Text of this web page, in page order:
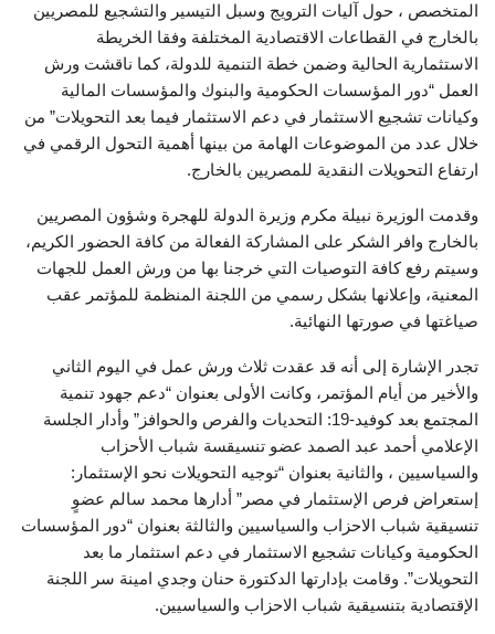
المتخصص ، حول آليات الترويج وسبل التيسير والتشجيع للمصريين
بالخارج في القطاعات الاقتصادية المختلفة وفقا الخريطة
الاستثمارية الحالية وضمن خطة التنمية للدولة، كما ناقشت ورش
العمل “دور المؤسسات الحكومية والبنوك والمؤسسات المالية
وكيانات تشجيع الاستثمار في دعم الاستثمار فيما بعد التحويلات” من
خلال عدد من الموضوعات الهامة من بينها أهمية التحول الرقمي في
ارتفاع التحويلات النقدية للمصريين بالخارج.
‏‎وقدمت الوزيرة نبيلة مكرم وزيرة الدولة للهجرة وشؤون المصريين
بالخارج وافر الشكر على المشاركة الفعالة من كافة الحضور الكريم،
وسيتم رفع كافة التوصيات التي خرجنا بها من ورش العمل للجهات
المعنية، وإعلانها بشكل رسمي من اللجنة المنظمة للمؤتمر عقب
صياغتها في صورتها النهائية.
‏‎تجدر الإشارة إلى أنه قد عقدت ثلاث ورش عمل في اليوم الثاني
والأخير من أيام المؤتمر، وكانت الأولى بعنوان “دعم جهود تنمية
المجتمع بعد كوفيد-19: التحديات والفرص والحوافز” وأدار الجلسة
الإعلامي أحمد عبد الصمد عضو تنسيقسة شباب الأحزاب
والسياسيين ، والثانية بعنوان “توجيه التحويلات نحو الإستثمار:
إستعراض فرص الإستثمار في مصر” أدارها محمد سالم عضوٍ
تنسيقية شباب الاحزاب والسياسيين والثالثة بعنوان “دور المؤسسات
الحكومية وكيانات تشجيع الاستثمار في دعم استثمار ما بعد
التحويلات”. وقامت بإدارتها الدكتورة حنان وجدي امينة سر اللجنة
الإقتصادية بتنسيقية شباب الاحزاب والسياسيين.